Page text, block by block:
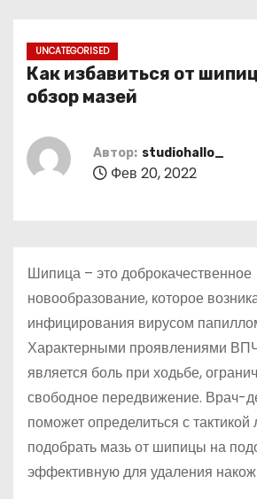
UNCATEGORISED
Как избавиться от
обзор мазей
Автор: studiohallo_
Фев 20, 2022
Шипица – это доброкачественное
новообразование, которое
инфицирования вирусом
Характерными проявлениями
является боль при ходьбе,
свободное передвижение. Врач-
поможет определиться с тактикой
подобрать мазь от шипицы на
эффективную для удаления